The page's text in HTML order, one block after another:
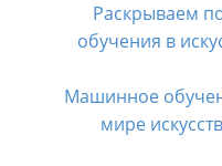
Раскрываем
обучения в
Машинное
мире